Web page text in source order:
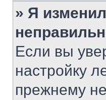
» Я
Если вы
настройку
прежнему